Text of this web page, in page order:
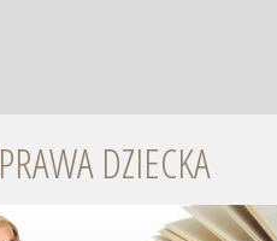
PRAWA DZIECKA